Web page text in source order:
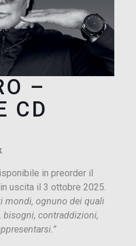
–
CD
in preorder il
in uscita il 3 ottobre 2025.
mondi, ognuno dei quali
bisogni, contraddizioni,